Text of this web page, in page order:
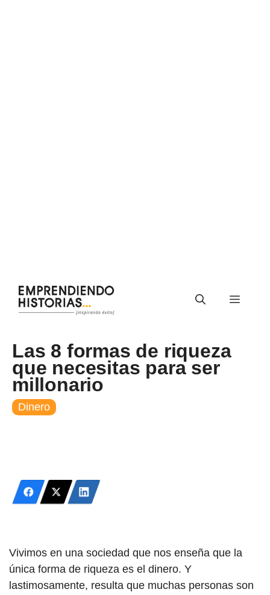
contenido
Menú
Las 8 formas de riqueza
que necesitas para ser
millonario
Dinero
Vivimos en una sociedad que nos enseña que la
única forma de riqueza es el dinero. Y
lastimosamente, resulta que muchas personas son